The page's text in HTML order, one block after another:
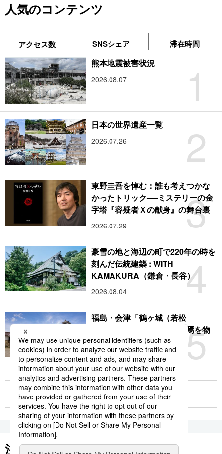
人気のコンテンツ
アクセス数 SNSシェア 滞在時間
1
熊本地震被害状況
2026.08.07
2
日本の世界遺産一覧
2026.07.26
3
東野圭吾を悼む：誰も考えつかな
かったトリック──ミステリーの金
字塔『容疑者Ｘの献身』の舞台裏
2026.07.29
4
豪雪の地と海辺の町で220年の時を
刻んだ伝統建築 : WITH
KAMAKURA（鎌倉・長谷）
2026.08.04
5
福島・会津「鶴ヶ城（若松
城）」：サムライの時代終焉を物
語る赤瓦の名城
2026.08.09
もっと見る
注目のキーワード